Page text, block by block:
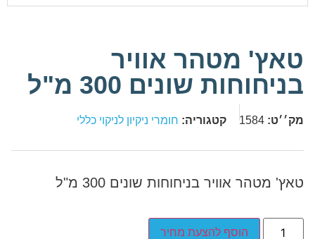
טאץ' מטהר אוויר
בניחוחות שונים 300 מ"ל
מק׳׳ט: 1584 קטגוריה: חומרי ניקיון לניקוי כללי
טאץ' מטהר אוויר בניחוחות שונים 300 מ"ל
הוסף להצעת מחיר